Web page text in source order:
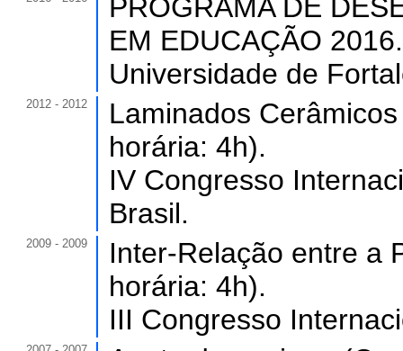
PROGRAMA DE
EM EDUCAÇÃO
Universidade de
2012 - 2012
Laminados
horária: 4h).
IV Congresso
Brasil.
2009 - 2009
Inter-Relação entre a
horária: 4h).
III Congresso